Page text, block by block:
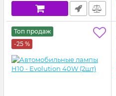
Топ продаж
-25 %